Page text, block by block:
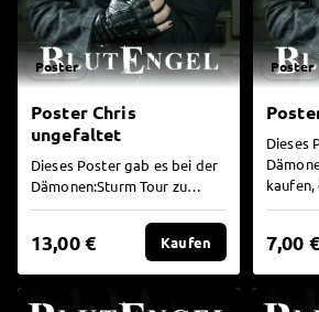
Poster
Poster Chris
ungefaltet
Dieses Poster gab es bei der
Dämonen:Sturm Tour zu
kaufen, die Reste bieten wir
nun hier für alle an...
13,00 € Kaufen
Poster
Dieses
nun
7,00 €